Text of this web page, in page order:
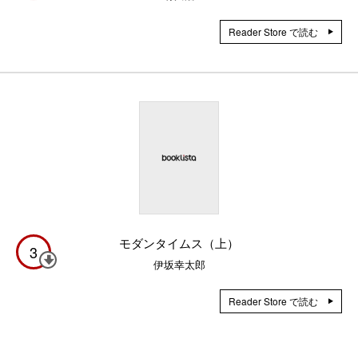
Reader Store で読む
3 モダンタイムス（上）
伊坂幸太郎
Reader Store で読む